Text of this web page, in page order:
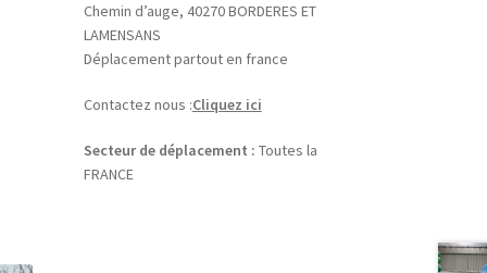
Chemin d’auge, 40270 BORDERES ET
LAMENSANS
Déplacement partout en france
Contactez nous :Cliquez ici
Secteur de déplacement : Toutes la
FRANCE